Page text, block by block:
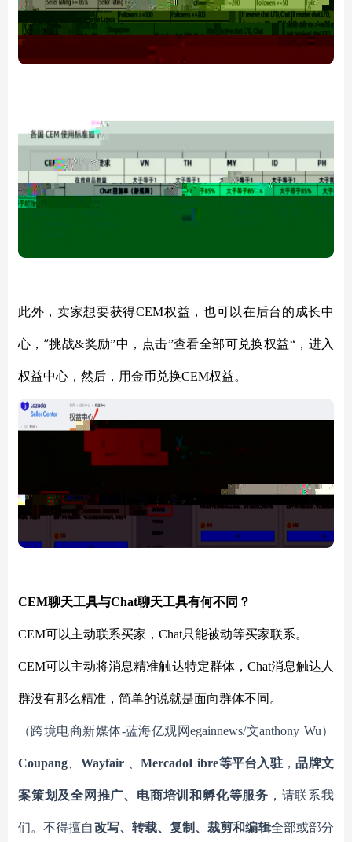
此外，卖家想要获得CEM权益，也可以在后台的成长中
心， ”挑战&奖励”中，点击”查看全部可兑换权益“，进入
权益中心，然后，用金币兑换CEM权益。
CEM聊天工具与Chat聊天工具有何不同？
CEM可以主动联系买家，Chat只能被动等买家联系。
CEM可以主动将消息精准触达特定群体，Chat消息触达人
群没有那么精准，简单的说就是面向群体不同。
（跨境电商新媒体-蓝海亿观网egainnews/文anthony Wu）
Coupang Wayfair 、MercadoLibre等平台入驻 ，品牌文
案策划及全网推广、电商培训和孵化等服务 ，请联系我
们。不得擅自改写、转载、复制、裁剪和编辑全部或部分